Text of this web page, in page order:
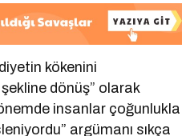
kökenini
şekline dönüş” olarak
insanlar çoğunlukla
argümanı sıkça